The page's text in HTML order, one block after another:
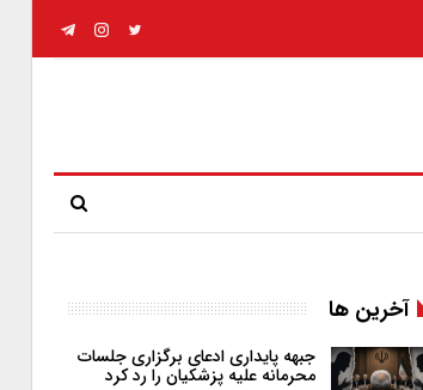
آخرین ها
جبهه پایداری ادعای برگزاری جلسات
محرمانه علیه پزشکیان را رد کرد